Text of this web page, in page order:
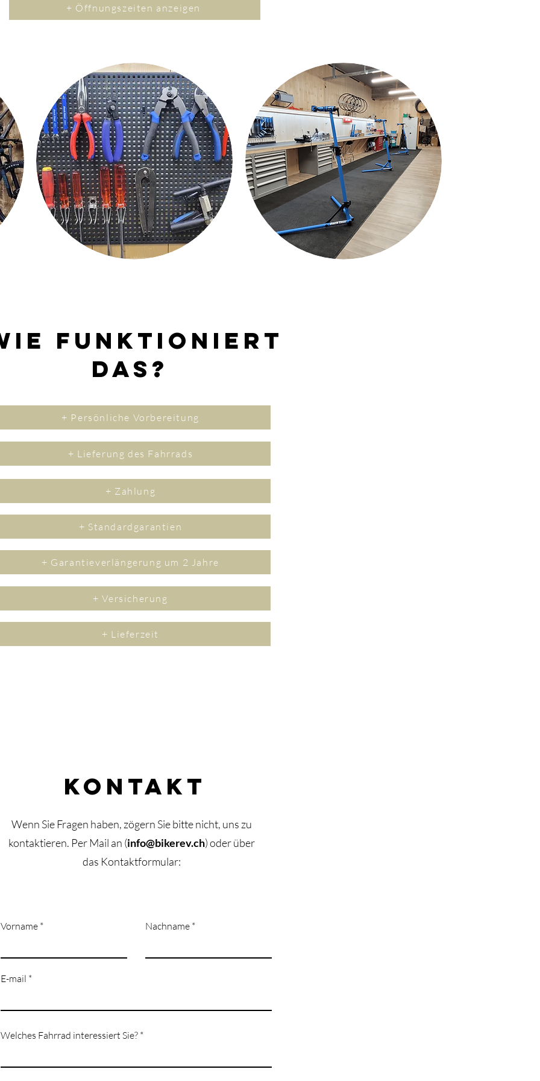
+ Öffnungszeiten anzeigen
funktioniert
das?
+ Persönliche Vorbereitung
+ Lieferung des Fahrrads
+ Zahlung
+ Standardgarantien
+ Garantieverlängerung um 2 Jahre
+ Versicherung
+ Lieferzeit
Kontakt
Wenn Sie Fragen haben, zögern Sie bitte nicht, uns zu
kontaktieren. ​Per Mail an (info@bikerev.ch)oder über
das Kontaktformular:
Vorname Nachname
E-mail
Welches Fahrrad interessiert Sie?